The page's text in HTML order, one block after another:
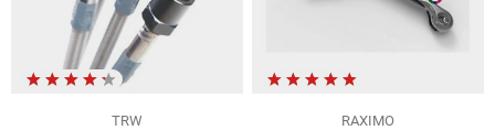
TRW
RAXIMO